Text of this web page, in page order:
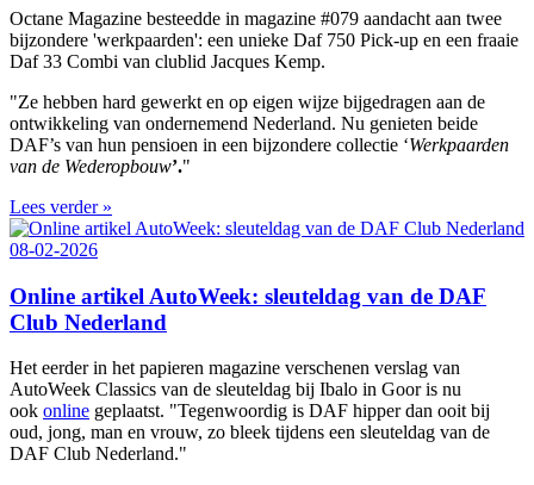
Octane Magazine besteedde in magazine #079 aandacht aan twee
bijzondere 'werkpaarden': een unieke Daf 750 Pick-up en een fraaie
Daf 33 Combi van clublid Jacques Kemp.
"Ze hebben hard gewerkt en op eigen wijze bijgedragen aan de
ontwikkeling van ondernemend Nederland. Nu genieten beide
DAF’s van hun pensioen in een bijzondere collectie ‘Werkpaarden
van de Wederopbouw’."
Lees verder »
08-02-2026
Online artikel AutoWeek: sleuteldag van de DAF
Club Nederland
Het eerder in het papieren magazine verschenen verslag van
AutoWeek Classics van de sleuteldag bij Ibalo in Goor is nu
ook online geplaatst. "Tegenwoordig is DAF hipper dan ooit bij
oud, jong, man en vrouw, zo bleek tijdens een sleuteldag van de
DAF Club Nederland."